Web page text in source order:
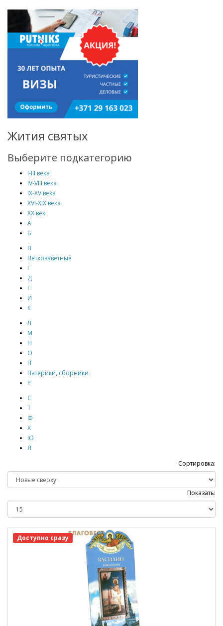
Жития святых
Выберите подкатегорию
I-III века
IV-VIII века
IX-XV века
XVI-XIX века
XX век
А
Б
В
Ветхозаветные
Г
Д
Е
И
К
Л
М
Н
О
П
Патерики, сборники
Р
С
Т
Ф
Х
Ю
Я
Сортировка:
Показать:
Доступно сразу